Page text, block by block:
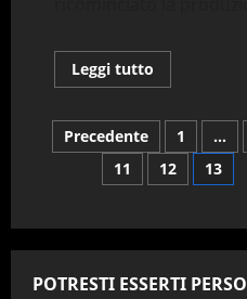
Leggi tutto
di
La
DeLorean
ritorna
al
futuro
Paginazione
degli
articoli
Precedente 1 …
11
12 13
POTRESTI ESSERTI PERSO